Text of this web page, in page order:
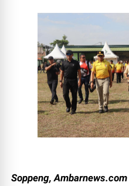
Soppeng, Ambarnews.com